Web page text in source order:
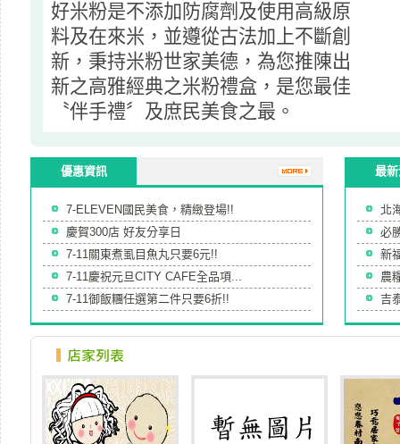
好米粉是不添加防腐劑及使用高級原
料及在來米，並遵從古法加上不斷創
新，秉持米粉世家美德，為您推陳出
新之高雅經典之米粉禮盒，是您最佳
〝伴手禮〞及庶民美食之最。
優惠資訊
7-ELEVEN國民美食，精緻登場!!
慶賀300店 好友分享日
7-11關東煮虱目魚丸只要6元!!
7-11慶祝元旦CITY CAFE全品項...
7-11御飯糰任選第二件只要6折!!
最
北
必
新
農
吉